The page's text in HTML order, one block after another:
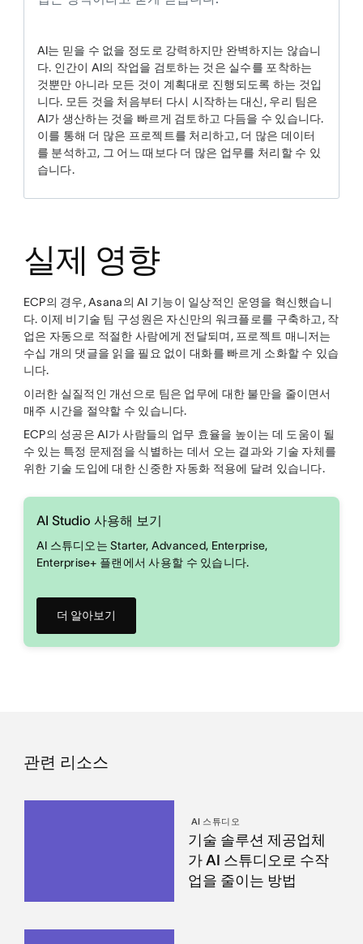
AI는 믿을 수 없을 정도로 강력하지만 완벽하지는 않습니
다. 인간이 AI의 작업을 검토하는 것은 실수를 포착하는
것뿐만 아니라 모든 것이 계획대로 진행되도록 하는 것입
니다. 모든 것을 처음부터 다시 시작하는 대신, 우리 팀은
AI가 생산하는 것을 빠르게 검토하고 다듬을 수 있습니다.
이를 통해 더 많은 프로젝트를 처리하고, 더 많은 데이터
를 분석하고, 그 어느 때보다 더 많은 업무를 처리할 수 있
습니다.
실제 영향
ECP의 경우, Asana의 AI 기능이 일상적인 운영을 혁신했습니
다. 이제 비기술 팀 구성원은 자신만의 워크플로를 구축하고, 작
업은 자동으로 적절한 사람에게 전달되며, 프로젝트 매니저는
수십 개의 댓글을 읽을 필요 없이 대화를 빠르게 소화할 수 있습
니다.
이러한 실질적인 개선으로 팀은 업무에 대한 불만을 줄이면서
매주 시간을 절약할 수 있습니다.
ECP의 성공은 AI가 사람들의 업무 효율을 높이는 데 도움이 될
수 있는 특정 문제점을 식별하는 데서 오는 결과와 기술 자체를
위한 기술 도입에 대한 신중한 자동화 적용에 달려 있습니다.
AI Studio 사용해 보기
AI 스튜디오는 Starter, Advanced, Enterprise,
Enterprise+ 플랜에서 사용할 수 있습니다.
더 알아보기
관련 리소스
AI 스튜디오
기술 솔루션 제공업체
가 AI 스튜디오로 수작
업을 줄이는 방법